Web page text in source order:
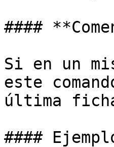
####
Si en un
este
última
####